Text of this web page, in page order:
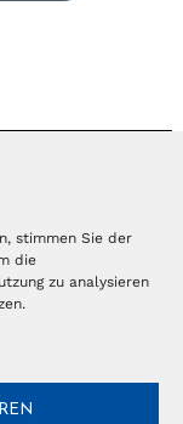
stimmen Sie der
die
zu analysieren